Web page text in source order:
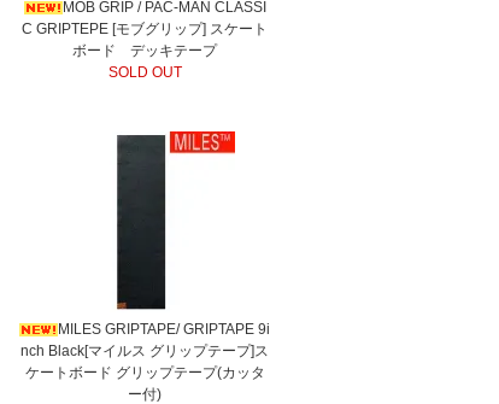
MOB GRIP / PAC-MAN CLASSI
C GRIPTEPE [モブグリップ] スケート
ボード デッキテープ
SOLD OUT
MILES GRIPTAPE/ GRIPTAPE 9i
nch Black[マイルス グリップテープ]ス
ケートボード グリップテープ(カッタ
ー付)